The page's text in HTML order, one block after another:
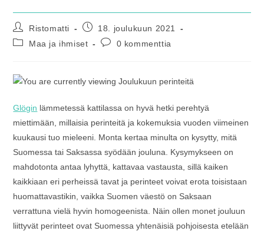
Artikkelin
kirjoittaja:
Ristomatti
Artikkeli
julkaistu:
18. joulukuun 2021
Artikkelin
Maa ja ihmiset
Artikkelin
0 kommenttia
Glögin lämmetessä kattilassa on hyvä hetki perehtyä
miettimään, millaisia perinteitä ja kokemuksia vuoden viimeinen
kuukausi tuo mieleeni. Monta kertaa minulta on kysytty, mitä
Suomessa tai Saksassa syödään jouluna. Kysymykseen on
mahdotonta antaa lyhyttä, kattavaa vastausta, sillä kaiken
kaikkiaan eri perheissä tavat ja perinteet voivat erota toisistaan
huomattavastikin, vaikka Suomen väestö on Saksaan
verrattuna vielä hyvin homogeenista. Näin ollen monet jouluun
liittyvät perinteet ovat Suomessa yhtenäisiä pohjoisesta etelään